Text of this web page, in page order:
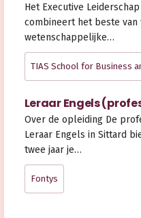
Het Executive
combineert het beste
wetenschappelijke…
TIAS School for Business
Leraar Engels
Over de opleiding De
Leraar Engels in Sittard
twee jaar je…
Fontys